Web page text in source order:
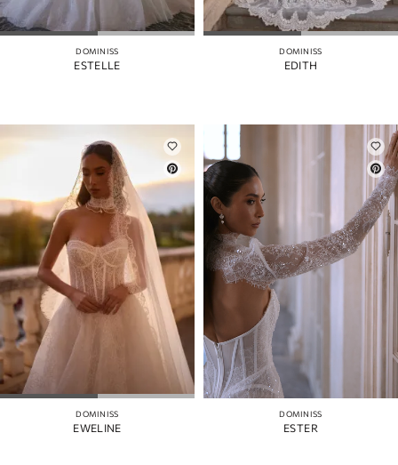
DOMINISS
ESTELLE
DOMINISS
EDITH
DOMINISS
EWELINE
DOMINISS
ESTER